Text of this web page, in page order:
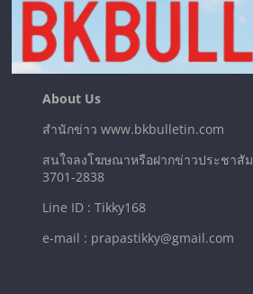
About Us
สำนักข่าว www.bkbulletin.com
สนใจลงโฆษณาหรือฝากข่าวประชาสั
3701-2838
Line ID : Tikky168
e-mail : prapastikky@gmail.com